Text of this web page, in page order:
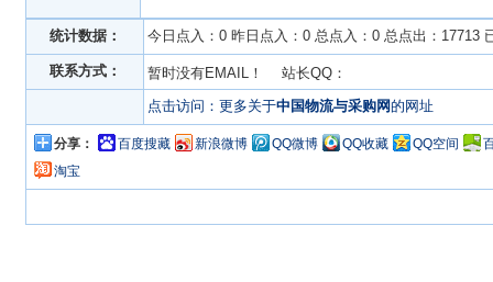
统计数据： 今日点入：0 昨日点入：0 总点入：0 总点出：17713
联系方式：
暂时没有EMAIL！ 站长QQ：
点击访问：更多关于中国物流与采购网的网址
分享： 百度搜藏 新浪微博 QQ微博 QQ收藏 QQ空间
淘宝